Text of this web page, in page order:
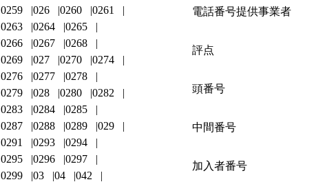
電話番号提供事業者
評点
頭番号
中間番号
加入者番号
0259
026 0260
0261
0263
0264
0265
0266
0267
0268
0269
027 0270
0274
0276
0277
0278
0279
028 0280
0282
0283
0284
0285
0287
0288 0289
029
0291
0293
0294
0295
0296
0297
0299
03 04
042